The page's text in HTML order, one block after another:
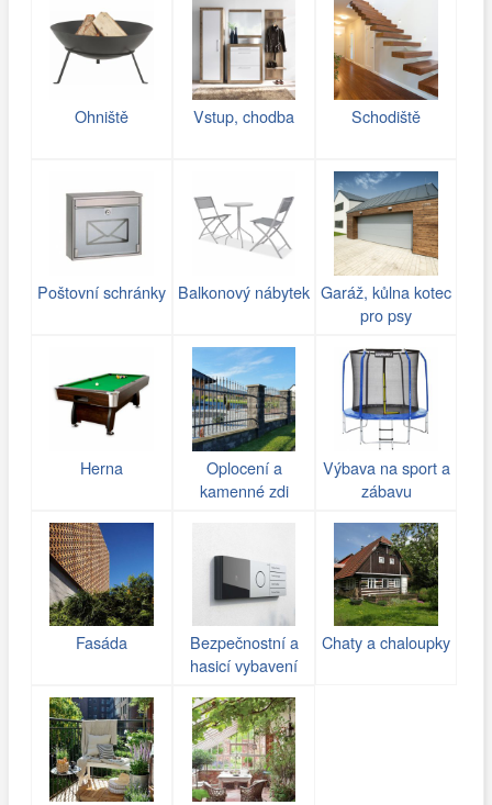
Ohniště Vstup, chodba Schodiště
Poštovní schránky Balkonový nábytek Garáž, kůlna kotec
pro psy
Herna
Oplocení a
kamenné zdi
Výbava na sport a
zábavu
Fasáda
Bezpečnostní a
hasicí vybavení
Chaty a chaloupky